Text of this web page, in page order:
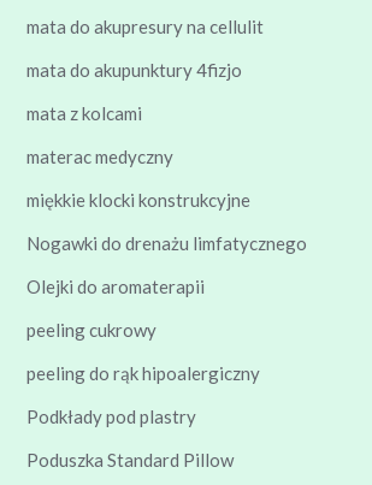
mata do akupresury na cellulit
mata do akupunktury 4fizjo
mata z kolcami
materac medyczny
miękkie klocki konstrukcyjne
Nogawki do drenażu limfatycznego
Olejki do aromaterapii
peeling cukrowy
peeling do rąk hipoalergiczny
Podkłady pod plastry
Poduszka Standard Pillow